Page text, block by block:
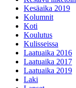
Kesäaika 2019
Kolumnit
Koti
Koulutus
Kulisseissa
Laatuaika 2016
Laatuaika 2017
Laatuaika 2019
Laki